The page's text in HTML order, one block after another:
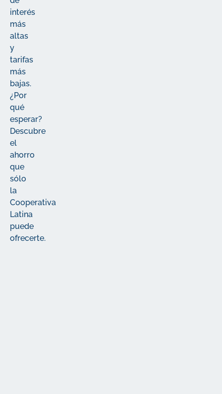
interés
más
altas
y
tarifas
más
bajas.
¿Por
qué
esperar?
Descubre
el
ahorro
que
sólo
la
Cooperativa
Latina
puede
ofrecerte.